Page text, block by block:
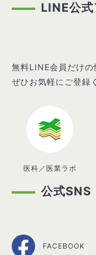
LINE公式
無料LINE会員だけの
ぜひお気軽にご登録
医科／医業ラボ
公式SNS
FACEBOOK